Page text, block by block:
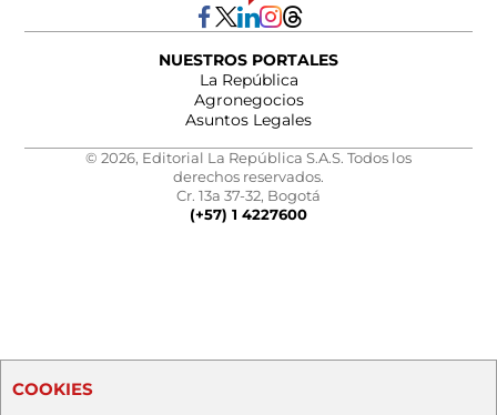
NUESTROS PORTALES
La República
Agronegocios
Asuntos Legales
© 2026, Editorial La República S.A.S. Todos los
derechos reservados.
Cr. 13a 37-32, Bogotá
(+57) 1 4227600
COOKIES